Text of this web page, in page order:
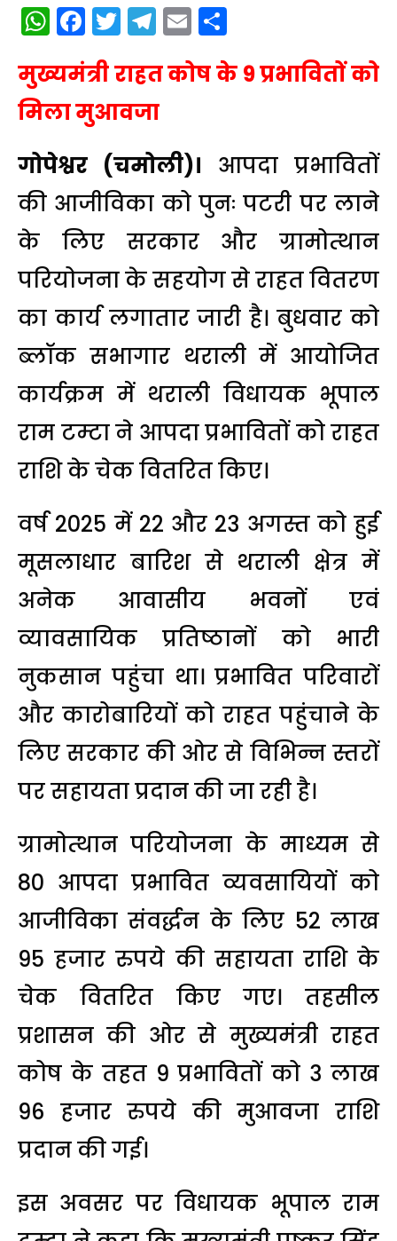
WhatsApp
Facebook
Twitter
Telegram
Email
मुख्यमंत्री राहत कोष के 9 प्रभावितों को
मिला मुआवजा
गोपेश्वर (चमोली)। आपदा प्रभावितों
की आजीविका को पुनः पटरी पर लाने
के लिए सरकार और ग्रामोत्थान
परियोजना के सहयोग से राहत वितरण
का कार्य लगातार जारी है। बुधवार को
ब्लॉक सभागार थराली में आयोजित
कार्यक्रम में थराली विधायक भूपाल
राम टम्टा ने आपदा प्रभावितों को राहत
राशि के चेक वितरित किए।
वर्ष 2025 में 22 और 23 अगस्त को हुई
मूसलाधार बारिश से थराली क्षेत्र में
अनेक आवासीय भवनों एवं
व्यावसायिक प्रतिष्ठानों को भारी
नुकसान पहुंचा था। प्रभावित परिवारों
और कारोबारियों को राहत पहुंचाने के
लिए सरकार की ओर से विभिन्न स्तरों
पर सहायता प्रदान की जा रही है।
ग्रामोत्थान परियोजना के माध्यम से
80 आपदा प्रभावित व्यवसायियों को
आजीविका संवर्द्धन के लिए 52 लाख
95 हजार रुपये की सहायता राशि के
चेक वितरित किए गए। तहसील
प्रशासन की ओर से मुख्यमंत्री राहत
कोष के तहत 9 प्रभावितों को 3 लाख
96 हजार रुपये की मुआवजा राशि
प्रदान की गई।
इस अवसर पर विधायक भूपाल राम